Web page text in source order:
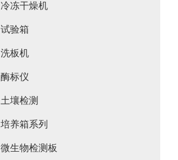
冷冻干燥机
试验箱
洗板机
酶标仪
土壤检测
培养箱系列
微生物检测板